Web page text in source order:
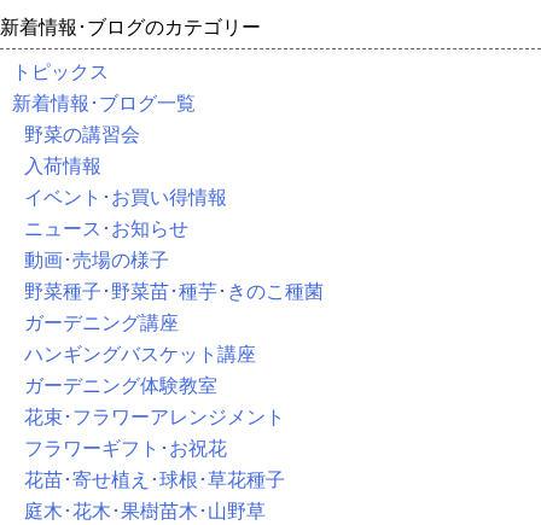
新着情報･ブログのカテゴリー
トピックス
新着情報･ブログ一覧
野菜の講習会
入荷情報
イベント･お買い得情報
ニュース･お知らせ
動画･売場の様子
野菜種子･野菜苗･種芋･きのこ種菌
ガーデニング講座
ハンギングバスケット講座
ガーデニング体験教室
花束･フラワーアレンジメント
フラワーギフト･お祝花
花苗･寄せ植え･球根･草花種子
庭木･花木･果樹苗木･山野草